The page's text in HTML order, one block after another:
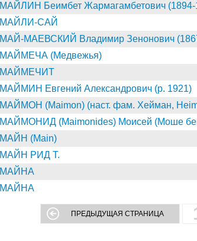
МАЙЛИН Беимбет Жармагамбетович (1894-
МАЙЛИ-САЙ
МАЙ-МАЕВСКИЙ Владимир Зенонович
МАЙМЕЧА (Медвежья)
МАЙМЕЧИТ
МАЙМИН Евгений Александрович (р. 1921)
МАЙМОН (Maimon) (наст. фам. Хейман,
МАЙМОНИД (Maimonides) Моисей (Моше
МАЙН (Main)
МАЙН РИД Т.
МАЙНА
МАЙНА
ПРЕДЫДУЩАЯ СТРАНИЦА